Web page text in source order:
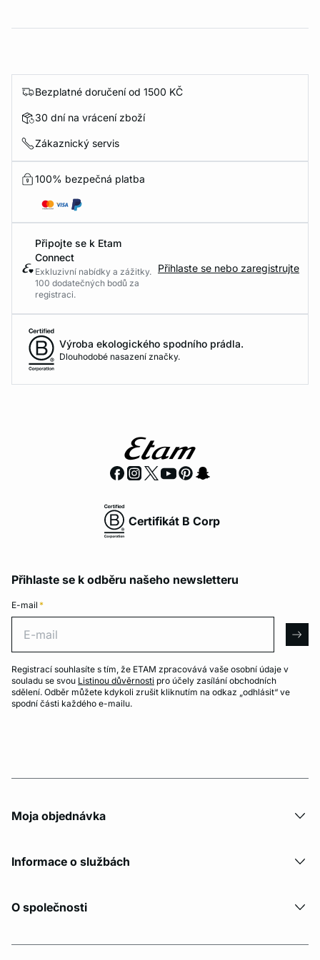
Bezplatné doručení od 1500 KČ
30 dní na vrácení zboží
Zákaznický servis
100% bezpečná platba
Připojte se k Etam
Connect
Exkluzivní nabídky a zážitky.
100 dodatečných bodů za
registraci.
Přihlaste se nebo zaregistrujte
Výroba ekologického spodního prádla.
Dlouhodobé nasazení značky.
Certifikát B Corp
Přihlaste se k odběru našeho newsletteru
E-mail *
Registrací souhlasíte s tím, že ETAM zpracovává vaše osobní údaje v
souladu se svou Listinou důvěrnosti pro účely zasílání obchodních
sdělení. Odběr můžete kdykoli zrušit kliknutím na odkaz „odhlásit“ ve
spodní části každého e-mailu.
Moja objednávka
Informace o službách
O společnosti